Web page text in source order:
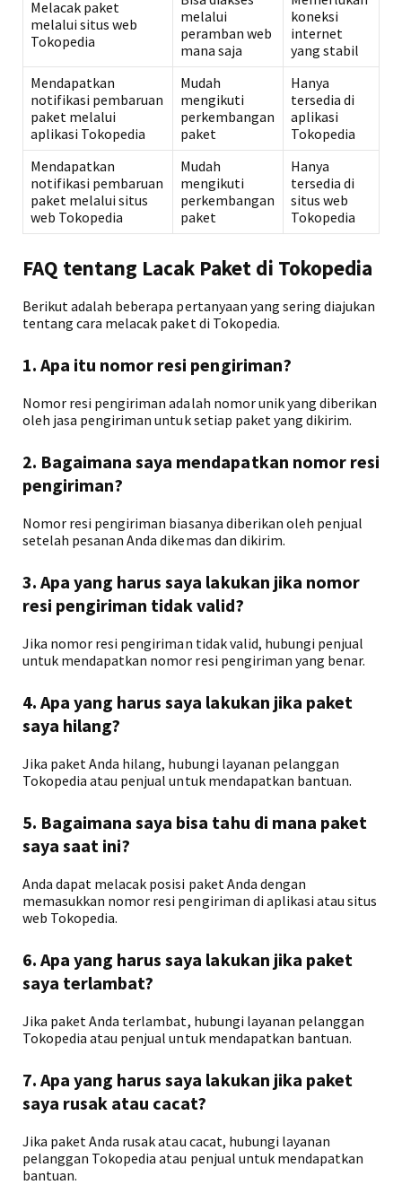
Melacak paket
melalui situs web
Tokopedia
melalui
peramban web
mana saja
koneksi
internet
yang stabil
Mendapatkan
notifikasi pembaruan
paket melalui
aplikasi Tokopedia
Mudah
mengikuti
perkembangan
paket
Hanya
tersedia di
aplikasi
Tokopedia
Mendapatkan
notifikasi pembaruan
paket melalui situs
web Tokopedia
Mudah
mengikuti
perkembangan
paket
Hanya
tersedia di
situs web
Tokopedia
FAQ tentang Lacak Paket di Tokopedia
Berikut adalah beberapa pertanyaan yang sering diajukan
tentang cara melacak paket di Tokopedia.
1. Apa itu nomor resi pengiriman?
Nomor resi pengiriman adalah nomor unik yang diberikan
oleh jasa pengiriman untuk setiap paket yang dikirim.
2. Bagaimana saya mendapatkan nomor resi
pengiriman?
Nomor resi pengiriman biasanya diberikan oleh penjual
setelah pesanan Anda dikemas dan dikirim.
3. Apa yang harus saya lakukan jika nomor
resi pengiriman tidak valid?
Jika nomor resi pengiriman tidak valid, hubungi penjual
untuk mendapatkan nomor resi pengiriman yang benar.
4. Apa yang harus saya lakukan jika paket
saya hilang?
Jika paket Anda hilang, hubungi layanan pelanggan
Tokopedia atau penjual untuk mendapatkan bantuan.
5. Bagaimana saya bisa tahu di mana paket
saya saat ini?
Anda dapat melacak posisi paket Anda dengan
memasukkan nomor resi pengiriman di aplikasi atau situs
web Tokopedia.
6. Apa yang harus saya lakukan jika paket
saya terlambat?
Jika paket Anda terlambat, hubungi layanan pelanggan
Tokopedia atau penjual untuk mendapatkan bantuan.
7. Apa yang harus saya lakukan jika paket
saya rusak atau cacat?
Jika paket Anda rusak atau cacat, hubungi layanan
pelanggan Tokopedia atau penjual untuk mendapatkan
bantuan.